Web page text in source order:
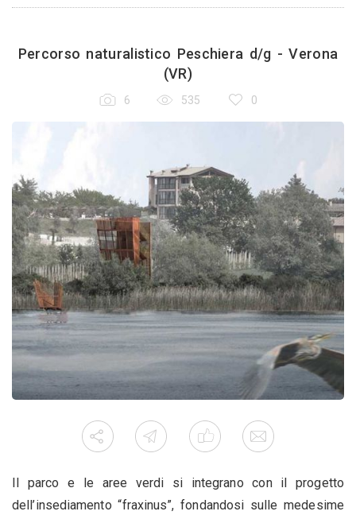
Percorso naturalistico Peschiera d/g - Verona
(VR)
6 535 0
Il parco e le aree verdi si integrano con il progetto
dell’insediamento “fraxinus”, fondandosi sulle medesime